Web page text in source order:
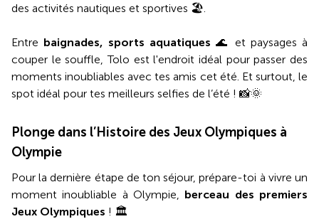
des activités nautiques et sportives 🏖️.
Entre baignades, sports aquatiques 🌊 et paysages à
couper le souffle, Tolo est l'endroit idéal pour passer des
moments inoubliables avec tes amis cet été. Et surtout, le
spot idéal pour tes meilleurs selfies de l’été ! 📸🌞
Plonge dans l’Histoire des Jeux Olympiques à
Olympie
Pour la dernière étape de ton séjour, prépare-toi à vivre un
moment inoubliable à Olympie, berceau des premiers
Jeux Olympiques ! 🏛️